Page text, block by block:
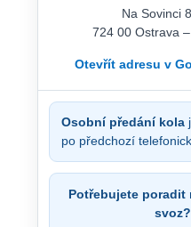
Na Sovinci
724 00 Ostrava
Otevřít adresu v
Osobní předání kola
po předchozí
Potřebujete poradit
svoz?